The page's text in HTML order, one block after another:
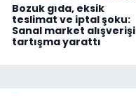
Bozuk gıda, eksik
teslimat ve iptal şoku:
Sanal market alışverişi
tartışma yarattı